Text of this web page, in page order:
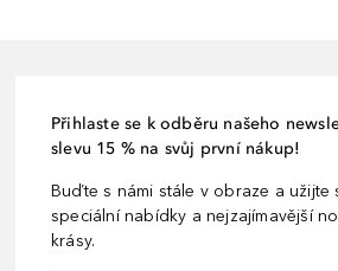
Přihlaste se k odběru našeho
slevu 15 % na svůj první nákup!
Buďte s námi stále v obraze a užijte
speciální nabídky a nejzajímavější
krásy.